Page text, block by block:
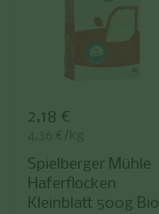
Preis:
2,18 €
Spielberger Mühle
Haferflocken
Kleinblatt 500g Bio